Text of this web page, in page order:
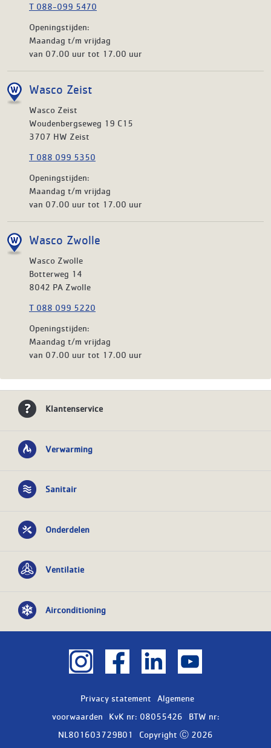
T 088-099 5470
Openingstijden:
Maandag t/m vrijdag
van 07.00 uur tot 17.00 uur
Wasco Zeist
Wasco Zeist
Woudenbergseweg 19 C15
3707 HW Zeist
T 088 099 5350
Openingstijden:
Maandag t/m vrijdag
van 07.00 uur tot 17.00 uur
Wasco Zwolle
Wasco Zwolle
Botterweg 14
8042 PA Zwolle
T 088 099 5220
Openingstijden:
Maandag t/m vrijdag
van 07.00 uur tot 17.00 uur
Klantenservice
Verwarming
Sanitair
Onderdelen
Ventilatie
Airconditioning
Privacy statement
Algemene
voorwaarden
KvK nr: 08055426
BTW nr:
NL801603729B01
Copyright Ⓒ 2026